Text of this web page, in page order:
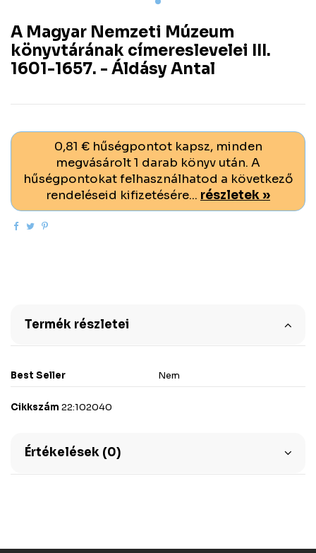
A Magyar Nemzeti Múzeum
könyvtárának címereslevelei III.
1601-1657. - Áldásy Antal
0,81 € hűségpontot kapsz, minden
megvásárolt 1 darab könyv után. A
hűségpontokat felhasználhatod a következő
rendeléseid kifizetésére... részletek »
Termék részletei
Best Seller Nem
Cikkszám 22:102040
Értékelések (0)